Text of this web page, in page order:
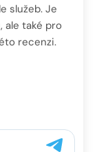
služeb. Je
ale také pro
recenzi.